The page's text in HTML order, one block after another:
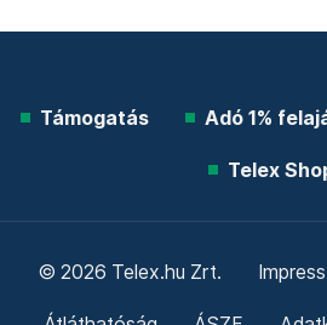
Támogatás Adó 1%
Telex
© 2026 Telex.hu Zrt.